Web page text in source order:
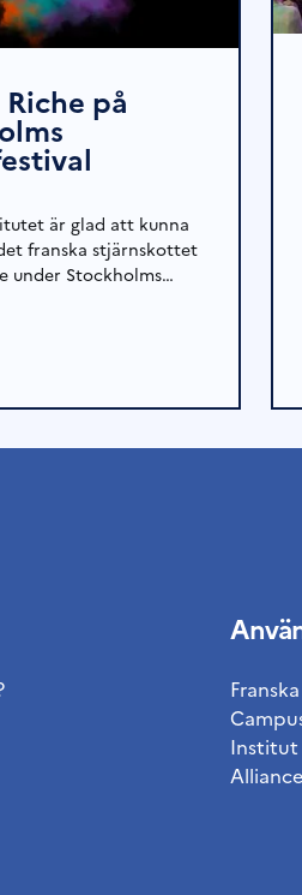
Riche på
är glad att kunna
franska stjärnskottet
under Stockholms…
Institut